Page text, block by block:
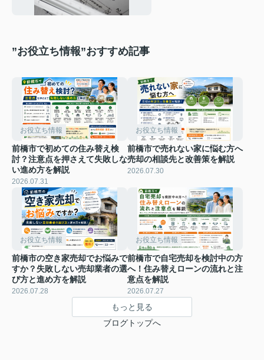
”お役立ち情報”おすすめ記事
お役立ち情報
前橋市で初めての住み替え検
討？注意点を押さえて失敗しな
い進め方を解説
2026.07.31
お役立ち情報
前橋市で売れない家に悩む方へ
売却の相談先と改善策を解説
2026.07.30
お役立ち情報
前橋市の空き家売却でお悩みで
すか？失敗しない売却業者の選
び方と進め方を解説
2026.07.28
お役立ち情報
前橋市で自宅売却を検討中の方
へ！住み替えローンの流れと注
意点を解説
2026.07.27
もっと見る
ブログトップへ